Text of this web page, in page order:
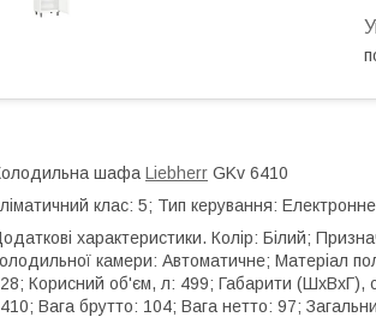
шафа Liebherr GKv 6410
клас: 5; Тип керування:
характеристики. Колір: Білий;
камери: Автоматичне; Матеріал
Корисний об'єм, л: 499; Габарити
Вага брутто: 104; Вага нетто: 97;